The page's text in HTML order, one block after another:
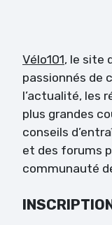
Vélo101, le site
passionnés de
l’actualité, les
plus grandes
conseils
et des forums
communauté